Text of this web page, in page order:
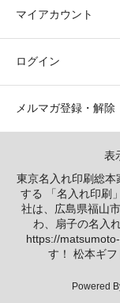
マイアカウント
ログイン
メルマガ登録・解除
表
東京名入れ印刷総
する 「名入れ印刷
社は、広島県福山
わ、扇子の名入
https://
す！ 松本ギ
Powered